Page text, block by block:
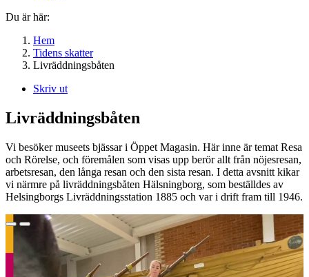
Du är här:
Hem
Tidens skatter
Livräddningsbåten
Skriv ut
Livräddningsbåten
Vi besöker museets bjässar i Öppet Magasin. Här inne är temat Resa
och Rörelse, och föremålen som visas upp berör allt från nöjesresan,
arbetsresan, den långa resan och den sista resan. I detta avsnitt kikar
vi närmre på livräddningsbåten Hälsningborg, som beställdes av
Helsingborgs Livräddningsstation 1885 och var i drift fram till 1946.